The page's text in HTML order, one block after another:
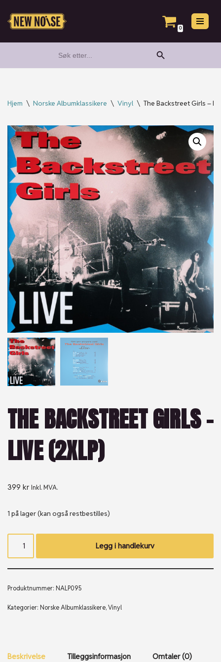
Hopp
0
for:
Search Button
Hjem \ Norske Albumklassikere \ Vinyl \ The Backstreet Girls –
THE BACKSTREET GIRLS –
LIVE (2XLP)
399 kr Inkl. MVA.
1 på lager (kan også restbestilles)
Legg i handlekurv
Produktnummer: NALP095
Kategorier: Norske Albumklassikere,Vinyl
Beskrivelse Tilleggsinformasjon Omtaler (0)